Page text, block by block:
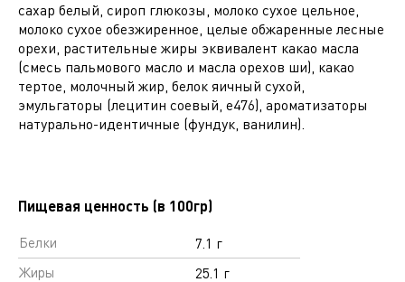
сахар белый, сироп глюкозы, молоко сухое цельное,
молоко сухое обезжиренное, целые обжаренные лесные
орехи, растительные жиры эквивалент какао масла
(смесь пальмового масло и масла орехов ши), какао
тертое, молочный жир, белок яичный сухой,
эмульгаторы (лецитин соевый, е476), ароматизаторы
натурально-идентичные (фундук, ванилин).
Пищевая ценность (в 100гр)
Белки
7.1 г
Жиры
25.1 г